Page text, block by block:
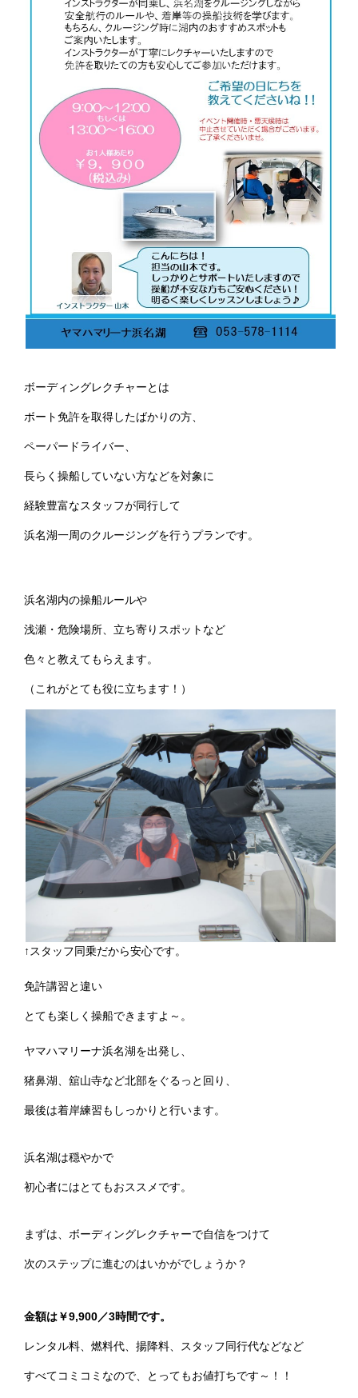
ボーディングレクチャーとは
ボート免許を取得したばかりの方、
ペーパードライバー、
長らく操船していない方などを対象に
経験豊富なスタッフが同行して
浜名湖一周のクルージングを行うプランです。
浜名湖内の操船ルールや
浅瀬・危険場所、立ち寄りスポットなど
色々と教えてもらえます。
（これがとても役に立ちます！）
↑スタッフ同乗だから安心です。
免許講習と違い
とても楽しく操船できますよ～。
ヤマハマリーナ浜名湖を出発し、
猪鼻湖、舘山寺など北部をぐるっと回り、
最後は着岸練習もしっかりと行います。
浜名湖は穏やかで
初心者にはとてもおススメです。
まずは、ボーディングレクチャーで自信をつけて
次のステップに進むのはいかがでしょうか？
金額は￥9,900／3時間です。
レンタル料、燃料代、揚降料、スタッフ同行代などなど
すべてコミコミなので、とってもお値打ちです～！！